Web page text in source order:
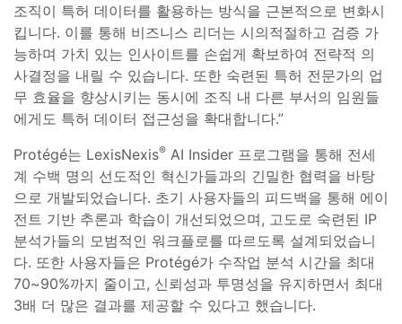
조직이 특허 데이터를 활용하는 방식을 근본적으로 변화시
킵니다. 이를 통해 비즈니스 리더는 시의적절하고 검증 가
능하며 가치 있는 인사이트를 손쉽게 확보하여 전략적 의
사결정을 내릴 수 있습니다. 또한 숙련된 특허 전문가의 업
무 효율을 향상시키는 동시에 조직 내 다른 부서의 임원들
에게도 특허 데이터 접근성을 확대합니다.”
Protégé는 LexisNexis® AI Insider 프로그램을 통해 전세
계 수백 명의 선도적인 혁신가들과의 긴밀한 협력을 바탕
으로 개발되었습니다. 초기 사용자들의 피드백을 통해 에이
전트 기반 추론과 학습이 개선되었으며, 고도로 숙련된 IP
분석가들의 모범적인 워크플로를 따르도록 설계되었습니
다. 또한 사용자들은 Protégé가 수작업 분석 시간을 최대
70~90%까지 줄이고, 신뢰성과 투명성을 유지하면서 최대
3배 더 많은 결과를 제공할 수 있다고 했습니다.